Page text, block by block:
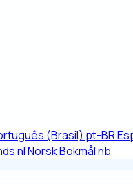
(Brasil) pt-BR
nlNorsk Bokmålnb